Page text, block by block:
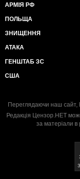
АРМІЯ РФ
ПОЛЬЩА
ЗНИЩЕННЯ
АТАКА
ГЕНШТАБ ЗС
США
Переглядаючи наш сайт,
Редакція Цензор.НЕТ
за матеріали в